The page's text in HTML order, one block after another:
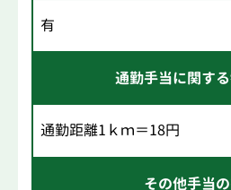
有
通勤手当に関す
通勤距離1ｋｍ＝18円
その他手当